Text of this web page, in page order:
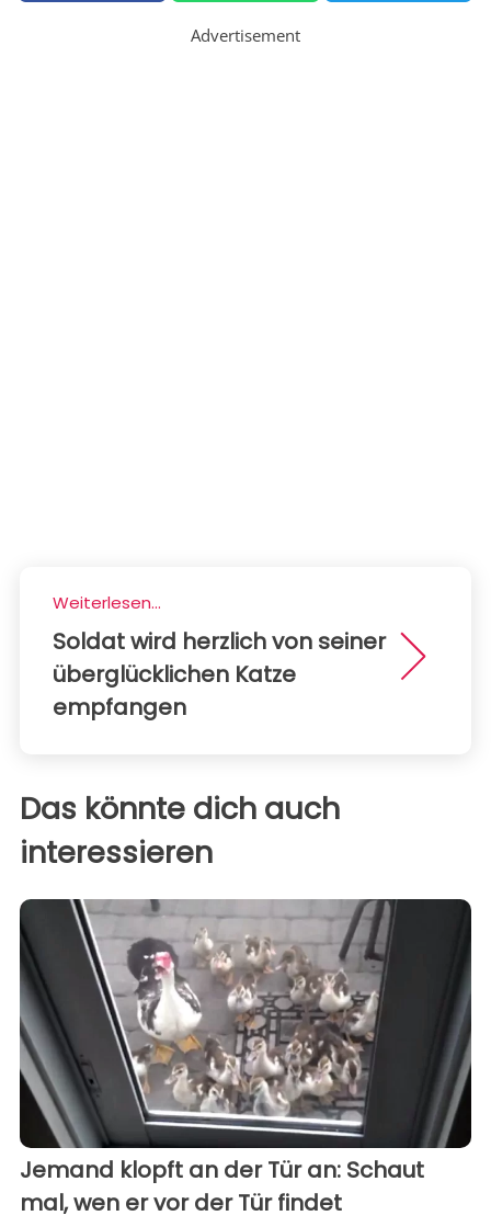
Advertisement
Weiterlesen...
Soldat wird herzlich von seiner
überglücklichen Katze
empfangen
Das könnte dich auch
interessieren
Jemand klopft an der Tür an: Schaut
mal, wen er vor der Tür findet